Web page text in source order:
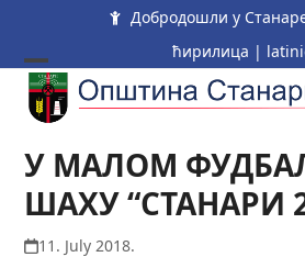
content
Добродошли у
ћирилица |
Open
mobile
menu
Close
mobile
menu
У МАЛОМ
ШАХУ “СТАНАРИ
11. July 2018.